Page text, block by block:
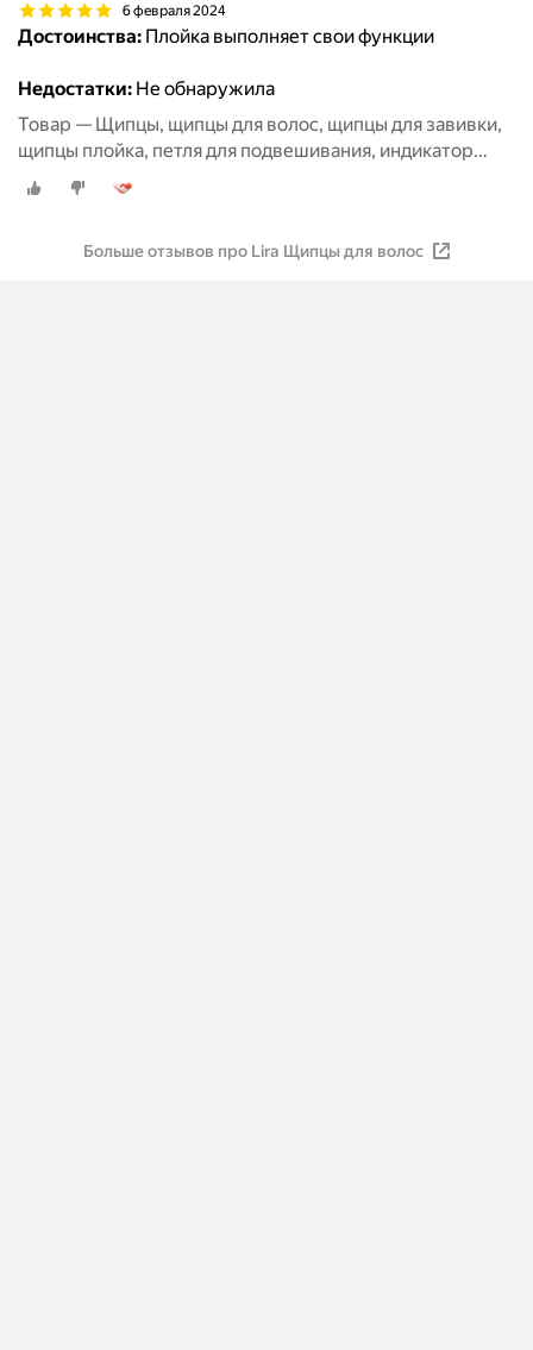
6 февраля 2024
Достоинства: Плойка выполняет свои функции
Недостатки: Не обнаружила
Товар — Щипцы, щипцы для волос, щипцы для завивки,
щипцы плойка, петля для подвешивания, индикатор
работы, керамическое покрытие
Больше отзывов про Lira Щипцы для волос